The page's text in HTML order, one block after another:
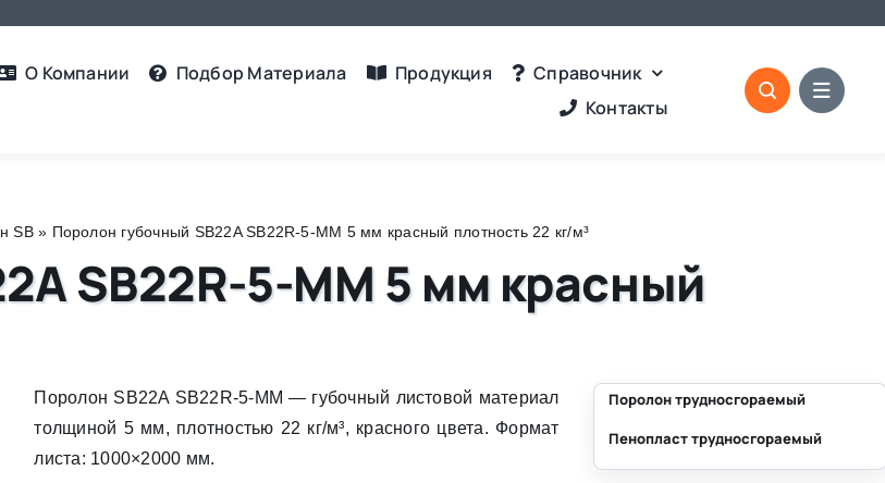
О Компании Подбор Материалa Продукция
Справочник
Контакты
SB» Поролон губочный SB22A SB22R-5-MM 5 мм красный плотность 22 кг/м³
SB22R-5-MM 5 мм красный
Поролон SB22A SB22R-5-MM — губочный листовой материал
толщиной 5 мм, плотностью 22 кг/м³, красного цвета. Формат
листа: 1000×2000 мм.
Поролон трудносгораемый
Пенопласт трудносгораемый